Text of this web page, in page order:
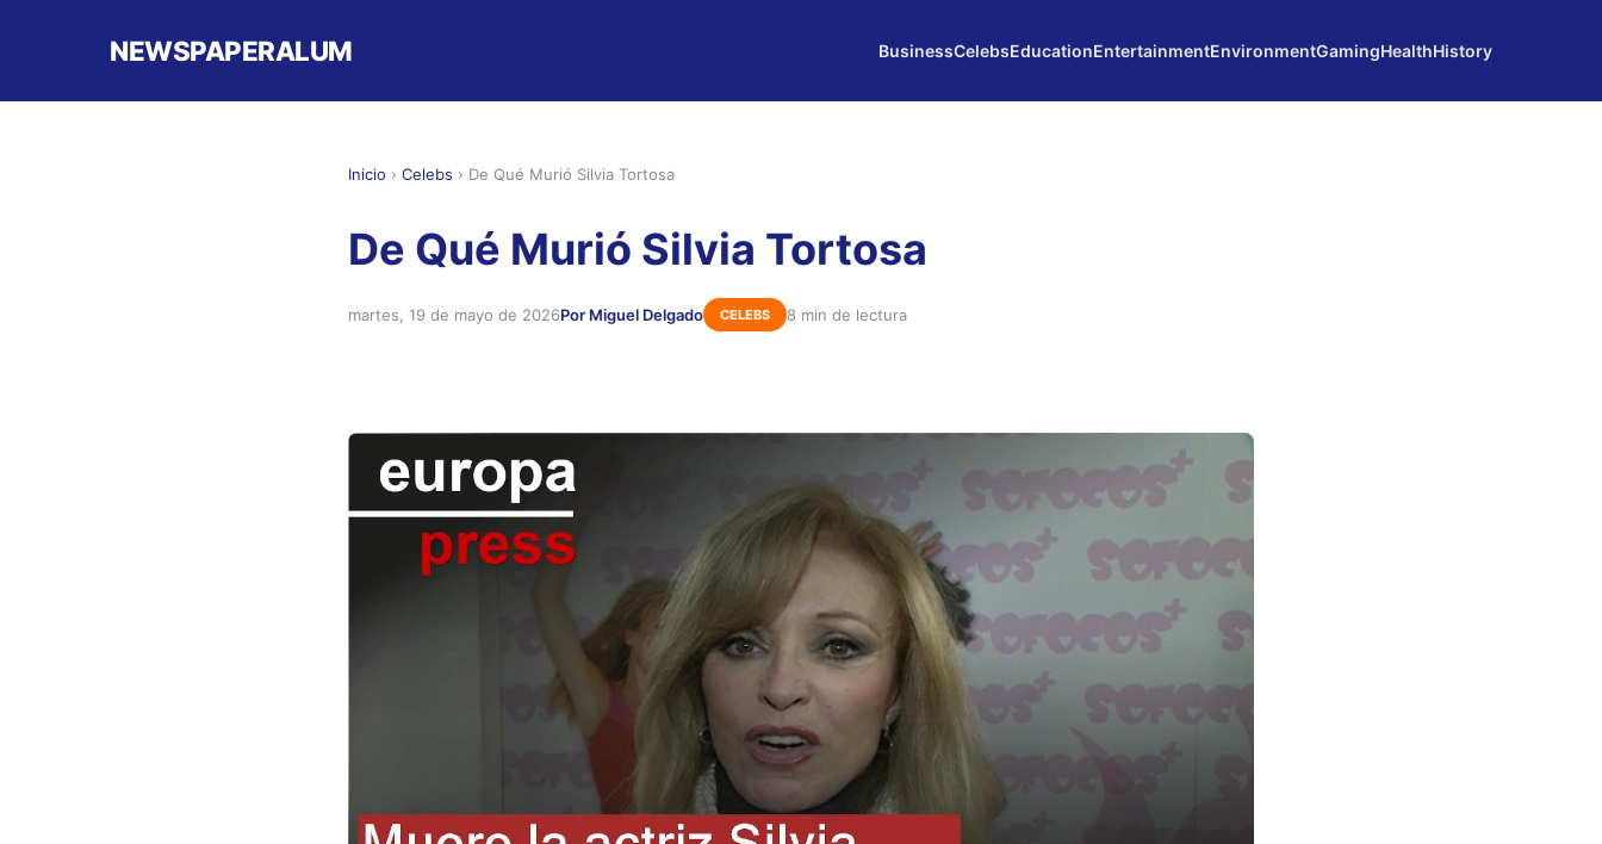
NEWSPAPERALUM BusinessCelebsEducationEntertainmentEnvironmentGamingHealthHistory
Inicio › Celebs › De Qué Murió Silvia Tortosa
De Qué Murió Silvia Tortosa
martes, 19 de mayo de 2026Por Miguel Delgado CELEBS 8 min de lectura